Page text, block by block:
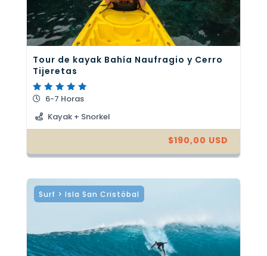
Tour de kayak Bahía Naufragio y Cerro
Tijeretas
Valorado
5.00
de 5
6-7 Horas
Kayak + Snorkel
$190,00 USD
Surf > Isla San Cristóbal